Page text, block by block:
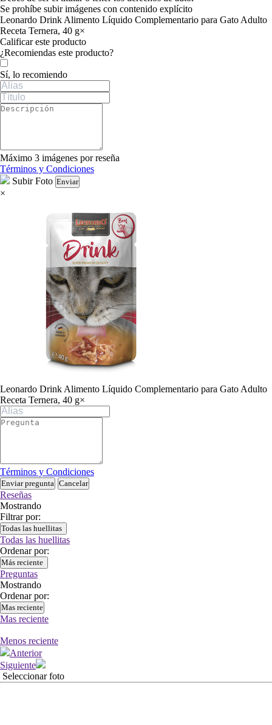
Se prohíbe subir imágenes con contenido explícito
Leonardo Drink Alimento Líquido Complementario para Gato Adulto
Receta Ternera, 40 g×
Calificar este producto
Tu valoración
¿Recomiendas este producto?
Sí, lo recomiendo
Máximo 3 imágenes por reseña
Términos y Condiciones
Subir Foto Enviar
×
Leonardo Drink Alimento Líquido Complementario para Gato Adulto
Receta Ternera, 40 g×
Términos y Condiciones
Enviar pregunta Cancelar
Reseñas
Mostrando
Filtrar por:
Todas las huellitas
Todas las huellitas
Ordenar por:
Más reciente
Preguntas
Mostrando
Ordenar por:
Mas reciente
Mas reciente
Menos reciente
Anterior
Siguiente
Seleccionar foto